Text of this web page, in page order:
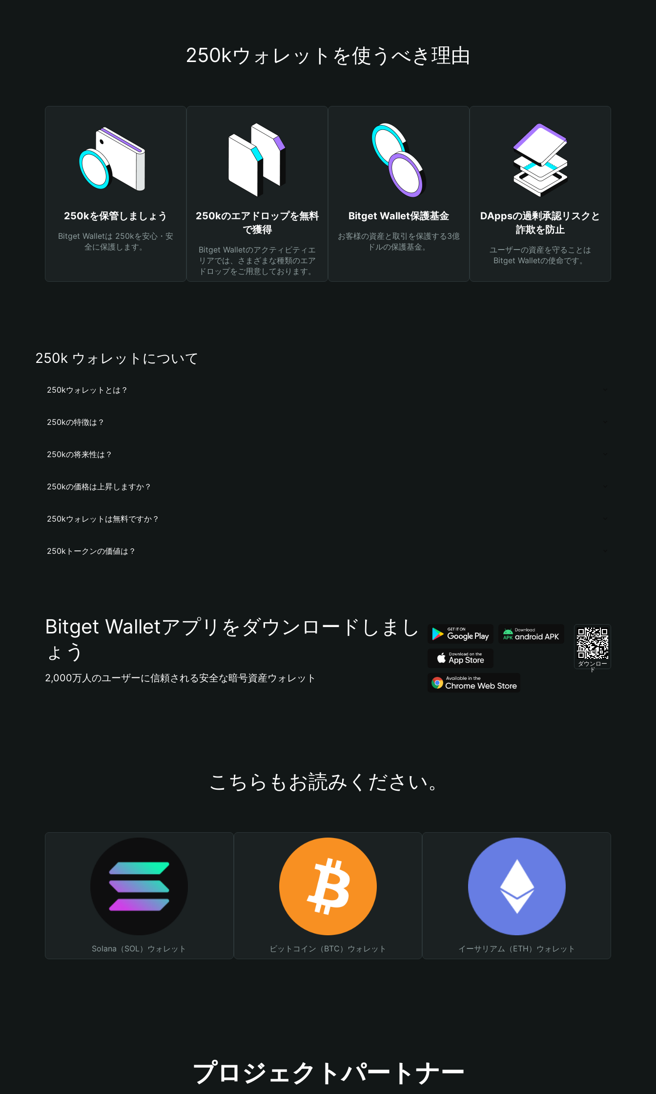
250kウォレットを使うべき理由
250kを保管しましょう
Bitget Walletは 250kを安心・安
全に保護します。
250kのエアドロップを無料
で獲得
Bitget Walletのアクティビティエ
リアでは、さまざまな種類のエア
ドロップをご用意しております。
Bitget Wallet保護基金
お客様の資産と取引を保護する3億
ドルの保護基金。
DAppsの過剰承認リスクと
詐欺を防止
ユーザーの資産を守ることは
Bitget Walletの使命です。
250k ウォレットについて
250kウォレットとは？
250kの特徴は？
250kの将来性は？
250kの価格は上昇しますか？
250kウォレットは無料ですか？
250kトークンの価値は？
Bitget Walletアプリをダウンロードしまし
ょう
2,000万人のユーザーに信頼される安全な暗号資産ウォレット
ダウンロー
ド
こちらもお読みください。
Solana（SOL）ウォレット ビットコイン（BTC）ウォレット イーサリアム（ETH）ウォレット
プロジェクトパートナー